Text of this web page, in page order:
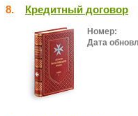
8. Кредитный договор
Номер:
Дата